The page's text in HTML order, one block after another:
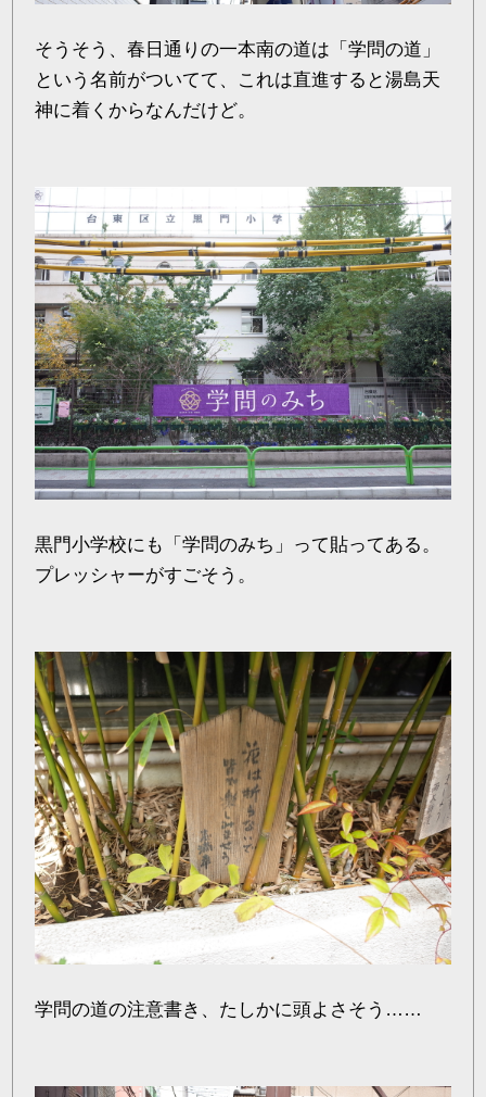
そうそう、春日通りの一本南の道は「学問の道」
という名前がついてて、これは直進すると湯島天
神に着くからなんだけど。
黒門小学校にも「学問のみち」って貼ってある。
プレッシャーがすごそう。
学問の道の注意書き、たしかに頭よさそう……